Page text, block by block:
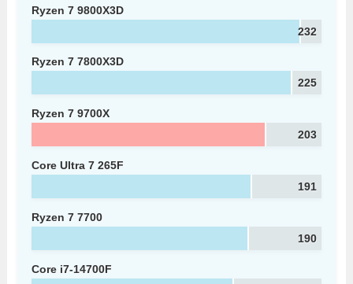
Ryzen 7 9800X3D
232
Ryzen 7 7800X3D
225
Ryzen 7 9700X
203
Core Ultra 7 265F
191
Ryzen 7 7700
190
Core i7-14700F